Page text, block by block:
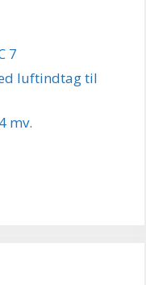
7
luftindtag til
mv.